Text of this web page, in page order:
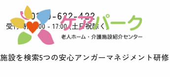
0120-622-422
受付時間9:00 - 17:00 (土日祝除く)
施設を検索5つの安心アンガーマネジメント研修